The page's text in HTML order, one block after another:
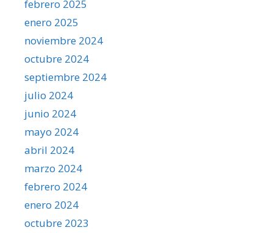
febrero 2025
enero 2025
noviembre 2024
octubre 2024
septiembre 2024
julio 2024
junio 2024
mayo 2024
abril 2024
marzo 2024
febrero 2024
enero 2024
octubre 2023